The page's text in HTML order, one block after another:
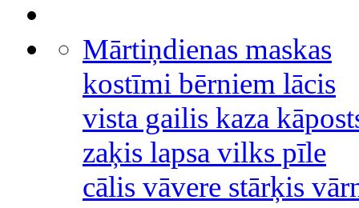
Mārtiņdienas maskas
kostīmi bērniem lācis
vista gailis kaza
zaķis lapsa vilks pīle
cālis vāvere stārķis